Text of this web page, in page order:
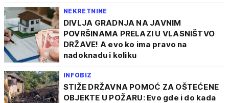
NEKRETNINE
DIVLJA GRADNJA NA JAVNIM
POVRŠINAMA PRELAZI U VLASNIŠTVO
DRŽAVE! A evo ko ima pravo na
nadoknadu i koliku
INFOBIZ
STIŽE DRŽAVNA POMOĆ ZA OŠTEĆENE
OBJEKTE U POŽARU: Evo gde i do kada